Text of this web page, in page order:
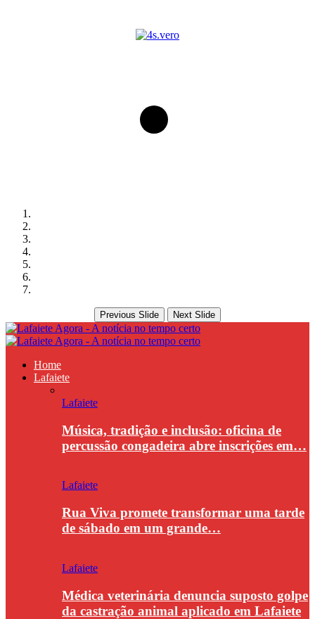
Previous Slide Next Slide
Home
Lafaiete
Lafaiete
Música, tradição e inclusão: oficina de
percussão congadeira abre inscrições em…
Lafaiete
Rua Viva promete transformar uma tarde
de sábado em um grande…
Lafaiete
Médica veterinária denuncia suposto golpe
da castração animal aplicado em Lafaiete